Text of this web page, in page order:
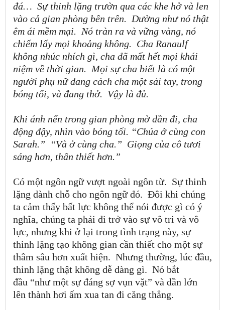
đá… Sự thinh lặng trườn qua các khe hở và len
vào cả gian phòng bên trên. Dường như nó thật
êm ái mềm mại. Nó tràn ra và vững vàng, nó
chiếm lấy mọi khoảng không. Cha Ranaulf
không nhúc nhích gì, cha đã mất hết mọi khái
niệm về thời gian. Mọi sự cha biết là có một
người phụ nữ đang cách cha một sải tay, trong
bóng tối, và đang thở. Vậy là đủ.
Khi ánh nến trong gian phòng mờ dần đi, cha
động đậy, nhìn vào bóng tối. “Chúa ở cùng con
Sarah. ” “Và ở cùng cha. ” Giọng của cô tươi
sáng hơn, thân thiết hơn. ”
Có một ngôn ngữ vượt ngoài ngôn từ. Sự thinh
lặng dành chỗ cho ngôn ngữ đó. Đôi khi chúng
ta cảm thấy bất lực không thể nói được gì có ý
nghĩa, chúng ta phải đi trở vào sự vô tri và vô
lực, nhưng khi ở lại trong tình trạng này, sự
thinh lặng tạo không gian cần thiết cho một sự
thâm sâu hơn xuất hiện. Nhưng thường, lúc đầu,
thinh lặng thật không dễ dàng gì. Nó bắt
đầu “như một sự đáng sợ vụn vặt” và dần lớn
lên thành hơi ấm xua tan đi căng thẳng.